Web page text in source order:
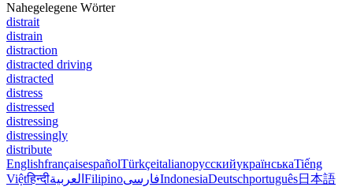
Nahegelegene Wörter
distrait
distrain
distraction
distracted driving
distracted
distress
distressed
distressing
distressingly
distribute
EnglishfrançaisespañolTürkçeitalianoрусскийукраїнськаTiếng
Việtहिन्दीالعربية FilipinoفارسیIndonesiaDeutschportuguês日本語